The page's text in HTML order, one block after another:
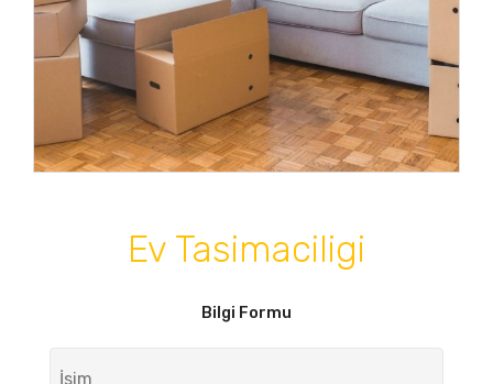
Ev Tasimaciligi
Bilgi Formu